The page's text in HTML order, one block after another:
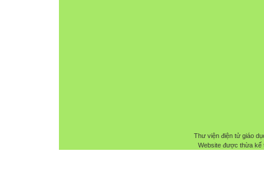
Thư viện điện tử giáo
Website được thừa